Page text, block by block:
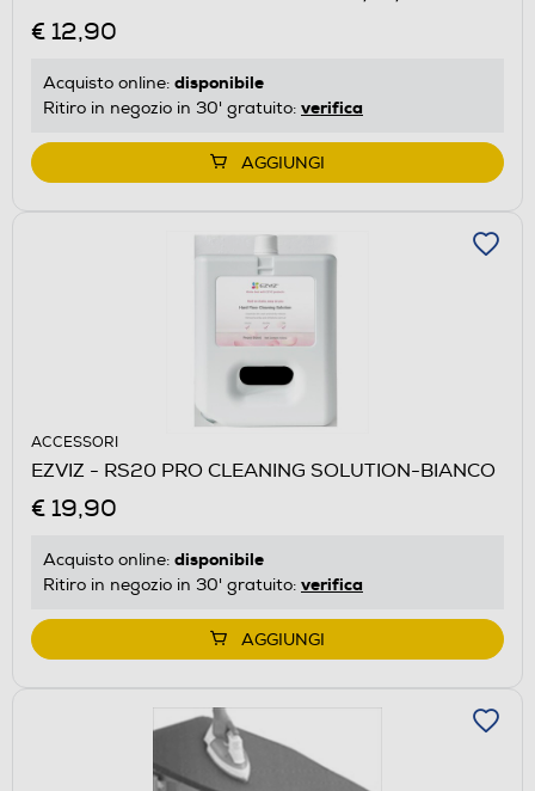
€ 12,90
Acquisto online: disponibile
Ritiro in negozio in 30' gratuito: verifica
AGGIUNGI
ACCESSORI
EZVIZ - RS20 PRO CLEANING SOLUTION-BIANCO
€ 19,90
Acquisto online: disponibile
Ritiro in negozio in 30' gratuito: verifica
AGGIUNGI